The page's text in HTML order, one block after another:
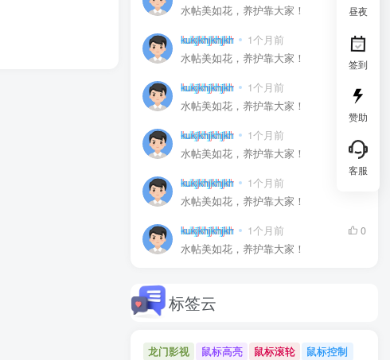
水帖美如花，养护靠大家！
kukjkhjkhjkh 1个月前
0
水帖美如花，养护靠大家！
kukjkhjkhjkh 1个月前
0
水帖美如花，养护靠大家！
kukjkhjkhjkh 1个月前
水帖美如花，养护靠大家！
kukjkhjkhjkh 1个月前
水帖美如花，养护靠大家！
kukjkhjkhjkh 1个月前
0
水帖美如花，养护靠大家！
标签云
龙门影视 鼠标高亮 鼠标滚轮
鼠标控制
昼夜
签到
赞助
客服